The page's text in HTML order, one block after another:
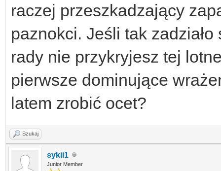
raczej przeszkadzający
paznokci. Jeśli tak
rady nie przykryjesz tej
pierwsze dominujące
latem zrobić ocet?
Szukaj
sykii1
Junior Member